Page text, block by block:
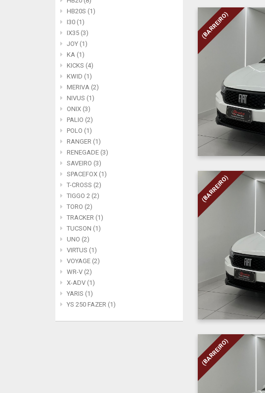
HB20S (1)
I30 (1)
IX35 (3)
JOY (1)
KA (1)
KICKS (4)
KWID (1)
MERIVA (2)
NIVUS (1)
ONIX (3)
PALIO (2)
POLO (1)
RANGER (1)
RENEGADE (3)
SAVEIRO (3)
SPACEFOX (1)
T-CROSS (2)
TIGGO 2 (2)
TORO (2)
TRACKER (1)
TUCSON (1)
UNO (2)
VIRTUS (1)
VOYAGE (2)
WR-V (2)
X-ADV (1)
YARIS (1)
YS 250 FAZER (1)
(BARREIRO)
(BARREIRO)
(BARREIRO)